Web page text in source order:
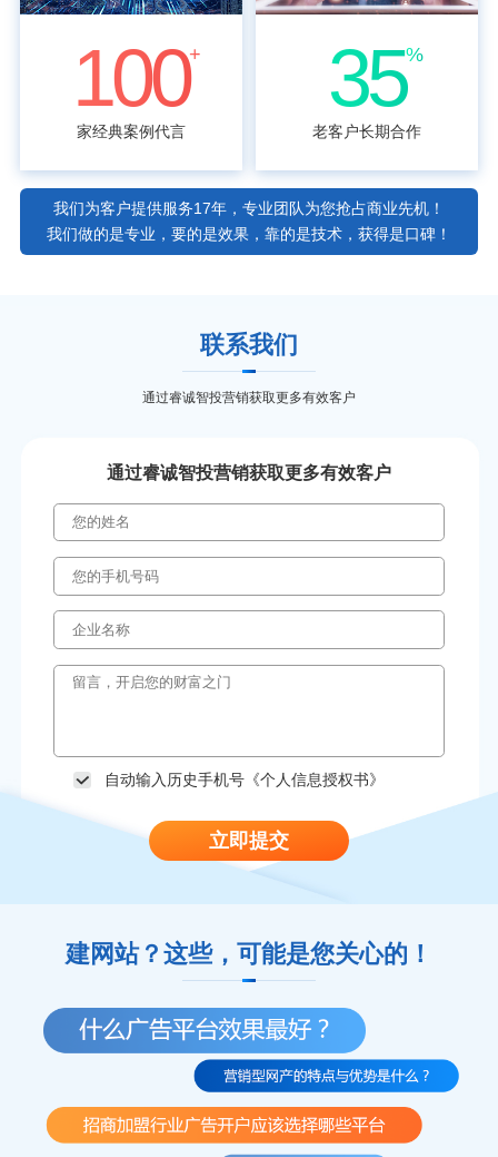
100+
家经典案例代言
35%
老客户长期合作
我们为客户提供服务17年，专业团队为您抢占商业先机！
我们做的是专业，要的是效果，靠的是技术，获得是口碑！
联系我们
通过睿诚智投营销获取更多有效客户
通过睿诚智投营销获取更多有效客户
自动输入历史手机号《个人信息授权书》
立即提交
建网站？这些，可能是您关心的！